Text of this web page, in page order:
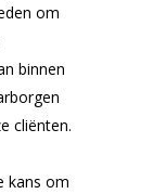
om
binnen
cliënten.
kans om